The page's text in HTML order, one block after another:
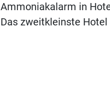
Ammoniakalarm in
Das zweitkleinste Hotel